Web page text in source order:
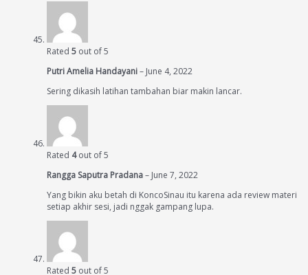
Rated 5 out of 5
Putri Amelia Handayani– June 4, 2022
Sering dikasih latihan tambahan biar makin lancar.
Rated 4out of 5
Rangga Saputra Pradana– June 7, 2022
Yang bikin aku betah di KoncoSinau itu karena ada review materi
setiap akhir sesi, jadi nggak gampang lupa.
Rated 5 out of 5